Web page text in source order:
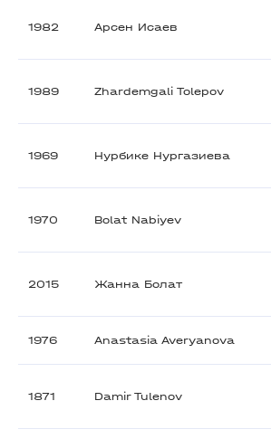
1982 Арсен Исаев
1989 Zhardemgali Tolepov
1969 Нурбике Нургазиева
1970 Bolat Nabiyev
2015 Жанна Болат
1976 Anastasia Averyanova
1871 Damir Tulenov